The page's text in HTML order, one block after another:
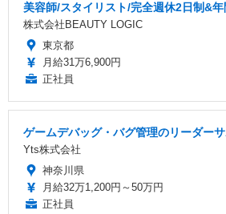
美容師/スタイリスト/完全週休2日制&年
株式会社BEAUTY LOGIC
東京都
月給31万6,900円
正社員
ゲームデバッグ・バグ管理のリーダー
Yts株式会社
神奈川県
月給32万1,200円～50万円
正社員